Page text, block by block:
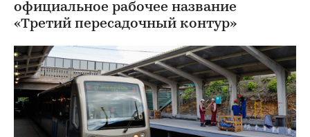
официальное рабочее название
«Третий пересадочный контур»